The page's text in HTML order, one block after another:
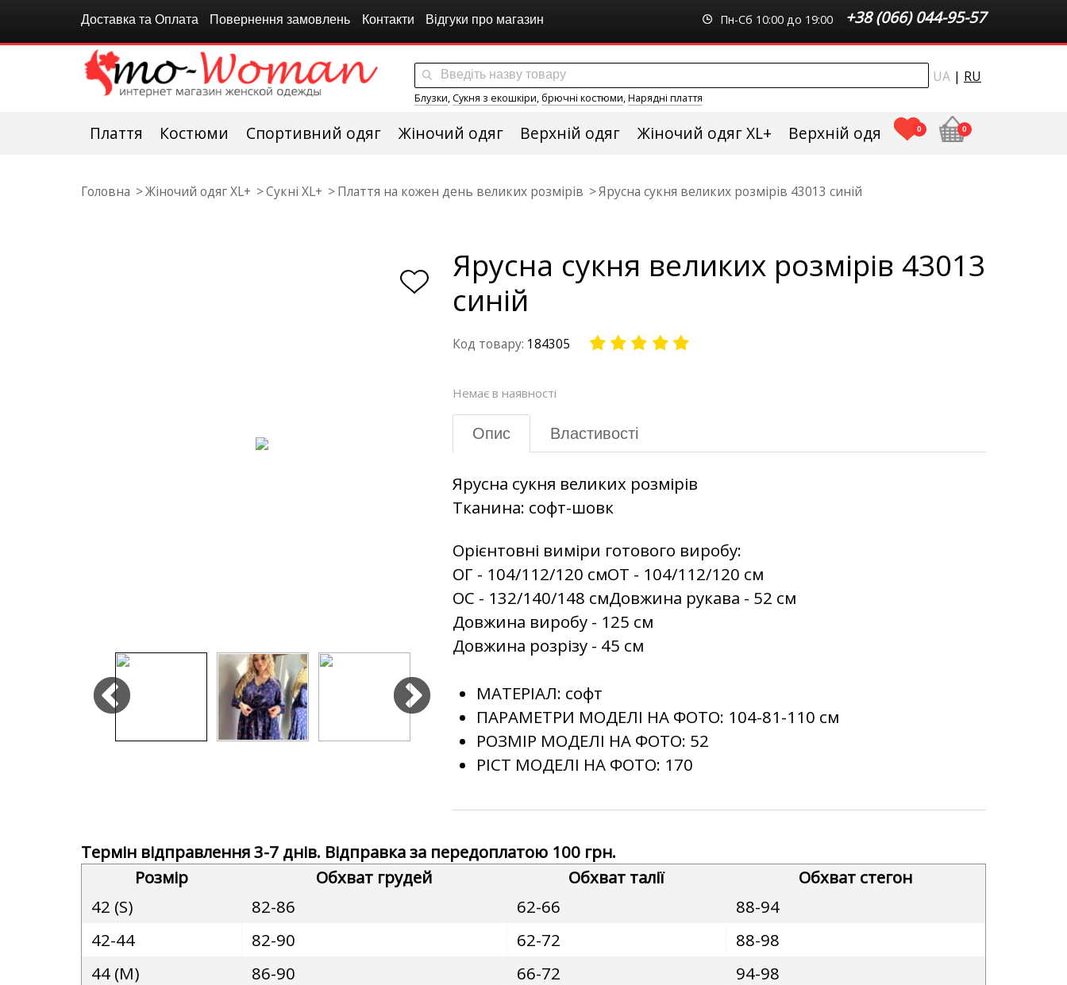
Доставка та Оплата Повернення замовлень Контакти Відгуки про магазин +38 (066) 044-95-57
Пн-Сб 10:00 до 19:00
UA | RU
Блузки, Сукня з екошкіри, брючні костюми,Нарядні плаття
Плаття Костюми Спортивний одяг Жіночий одяг Верхній одяг Жіночий одяг XL+ Верхній одяг плюс сайз
0 0
Головна Жіночий одяг XL+ Сукні XL+ Плаття на кожен день великих розмірів Ярусна сукня великих розмірів 43013 синій
Ярусна сукня великих розмірів 43013
синій
Код товару: 184305
Немає в наявності
Опис Властивості
Ярусна сукня великих розмірів
Тканина: софт-шовк
Орієнтовні виміри готового виробу:
ОГ - 104/112/120 смОТ - 104/112/120 см
ОС - 132/140/148 смДовжина рукава - 52 см
Довжина виробу - 125 см
Довжина розрізу - 45 см
МАТЕРІАЛ: софт
ПАРАМЕТРИ МОДЕЛІ НА ФОТО: 104-81-110 см
РОЗМІР МОДЕЛІ НА ФОТО: 52
РІСТ МОДЕЛІ НА ФОТО: 170
Термін відправлення 3-7 днів. Відправка за передоплатою 100 грн.
Розмір
Обхват грудей Обхват талії
Обхват стегон
42 (S)
82-86 62-66
88-94
42-44
82-90 62-72
88-98
44 (M)
86-90 66-72
94-98